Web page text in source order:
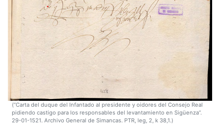
(”Carta del duque del Infantado al presidente y oidores del Consejo Real
pidiendo castigo para los responsables del levantamiento en Sigüenza”.
29-01-1521. Archivo General de Simancas. PTR, leg, 2, k 38,1.)